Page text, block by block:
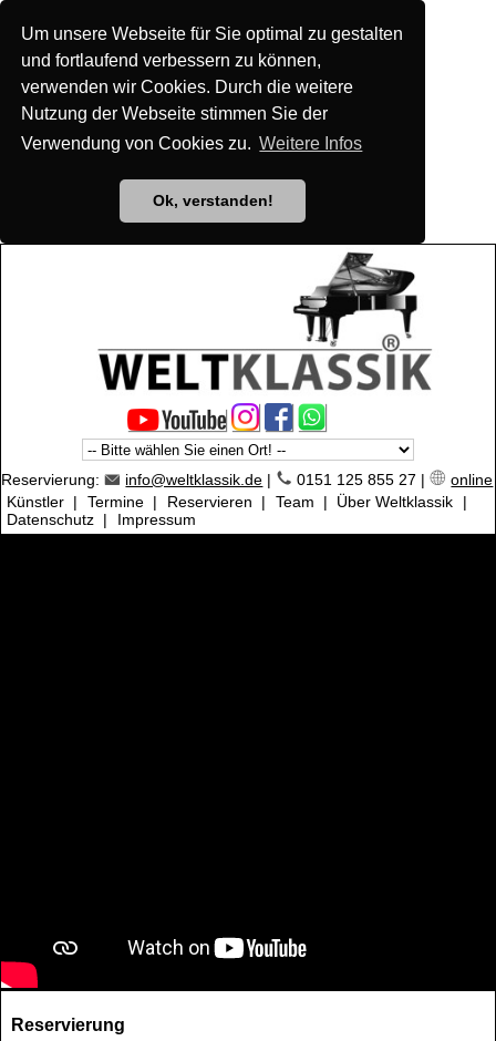
Um unsere Webseite für Sie optimal zu gestalten
und fortlaufend verbessern zu können,
verwenden wir Cookies. Durch die weitere
Nutzung der Webseite stimmen Sie der
Verwendung von Cookies zu. Weitere Infos
Ok, verstanden!
Reservierung: info@weltklassik.de | 0151 125 855 27 |
online
Künstler | Termine | Reservieren | Team | Über Weltklassik
|
Datenschutz | Impressum
Reservierung